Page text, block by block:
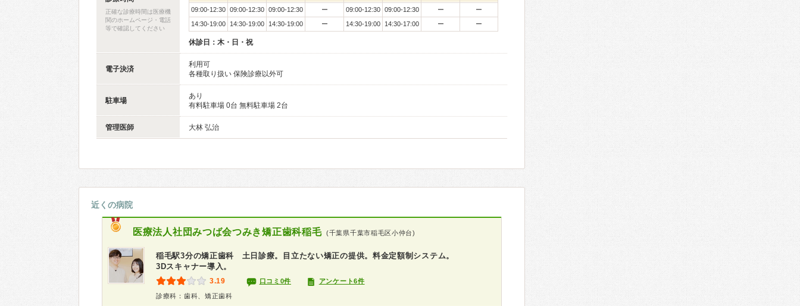
正確な診療時間は医療機
関のホームページ・電話
等で確認してください
09:00-12:30 09:00-12:30 09:00-12:30 ー 09:00-12:30 09:00-12:30 ー
ー
14:30-19:00
14:30-19:00 14:30-19:00 ー 14:30-19:00 14:30-17:00 ー ー
休診日：木・日・祝
電子決済
利用可
各種取り扱い 保険診療以外可
駐車場
あり
有料駐車場 0台 無料駐車場 2台
管理医師 大林 弘治
近くの病院
医療法人社団みつば会つみき矯正歯科稲毛 (千葉県千葉市稲毛区小仲台)
稲毛駅3分の矯正歯科 土日診療。目立たない矯正の提供。料金定額制システム。
3Dスキャナー導入。
3.19 口コミ0件 アンケート6件
診療科：歯科、矯正歯科